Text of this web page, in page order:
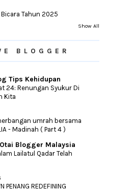
Tahun 2025
Show All
BLOGGER
Tips Kehidupan
24: Renungan Syukur Di
Kita
umrah bersama
- Madinah ( Part 4 )
Blogger Malaysia
Lailatul Qadar Telah
PENANG REDEFINING